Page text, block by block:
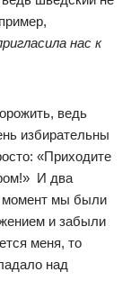
нас к
ведь
избирательны
«Приходите
И два
момент мы были
и забыли
меня, то
над